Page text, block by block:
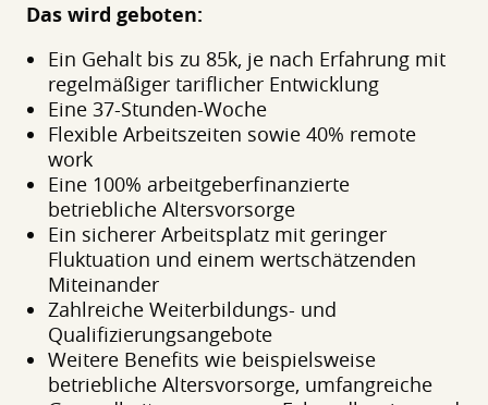
Das wird geboten:
Ein Gehalt bis zu 85k, je nach Erfahrung mit
regelmäßiger tariflicher Entwicklung
Eine 37-Stunden-Woche
Flexible Arbeitszeiten sowie 40% remote
work
Eine 100% arbeitgeberfinanzierte
betriebliche Altersvorsorge
Ein sicherer Arbeitsplatz mit geringer
Fluktuation und einem wertschätzenden
Miteinander
Zahlreiche Weiterbildungs- und
Qualifizierungsangebote
Weitere Benefits wie beispielsweise
betriebliche Altersvorsorge, umfangreiche